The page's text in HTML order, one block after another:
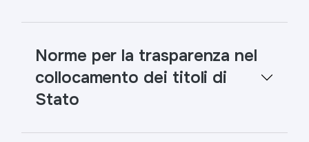
Norme per la trasparenza nel
collocamento dei titoli di
Stato